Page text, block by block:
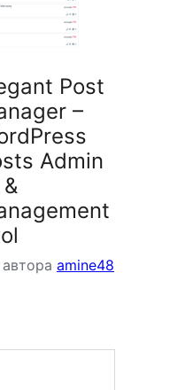
Post
–
Admin
автора amine48